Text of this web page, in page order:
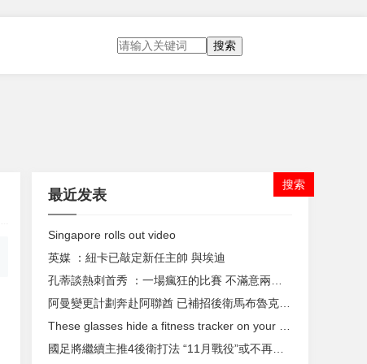
搜索
最近发表
Singapore rolls out video
英媒 ：紐卡已敲定新任主帥 與埃迪
阿曼變更計劃奔赴阿聯酋 已補招後衛馬布魯克入隊
國足將繼續主推4後衛打法 “11月戰役”或不再保守